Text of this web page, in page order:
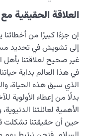
الابتلاء والامتحان في
الشيطان… العدوّ المبين
الأمراض الخفية للروح
معرفة الجنة والنار
النظرة الأبدية
العلاقة الحقيقية
إن جزءًا كبيرًا من أخطائنا
إلى تشويش في تحديد مسار
غير صحيح لعلاقتنا بأهل
في هذا العالم بداية
الذي سبق هذه الحياة،
بدلًا من إعطاء الأولوية
الأهمية لعائلتنا
حين أن حقيقتنا تشكلت